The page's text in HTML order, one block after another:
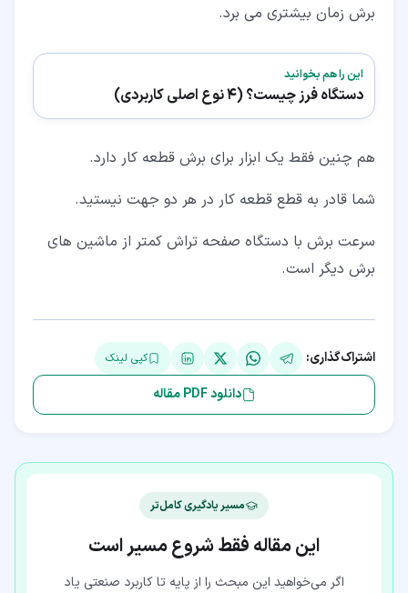
برش زمان بیشتری می برد.
این را هم بخوانید
دستگاه فرز چیست؟ (4 نوع اصلی کاربردی)
هم چنین فقط یک ابزار برای برش قطعه کار دارد.
شما قادر به قطع قطعه کار در هر دو جهت نیستید.
سرعت برش با دستگاه صفحه تراش کمتر از ماشین های
برش دیگر است.
اشتراک‌گذاری: کپی لینک
دانلود PDF مقاله
مسیر یادگیری کامل‌تر
این مقاله فقط شروع مسیر است
اگر می‌خواهید این مبحث را از پایه تا کاربرد صنعتی یاد